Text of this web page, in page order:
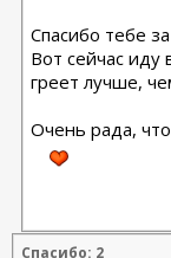
Спасибо тебе
Вот сейчас
греет лучше,
Очень рада,
Спасибо: 2